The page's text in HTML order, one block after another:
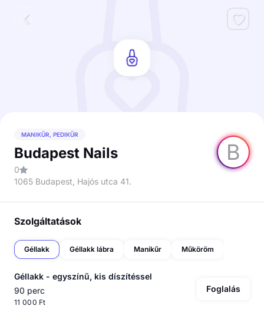
B
MANIKŰR, PEDIKŰR
Budapest Nails
0
1065 Budapest, Hajós utca 41.
Szolgáltatások
Géllakk Géllakk lábra Manikűr Műköröm
Géllakk - egyszínű, kis díszítéssel
90 perc
11 000 Ft
Foglalás